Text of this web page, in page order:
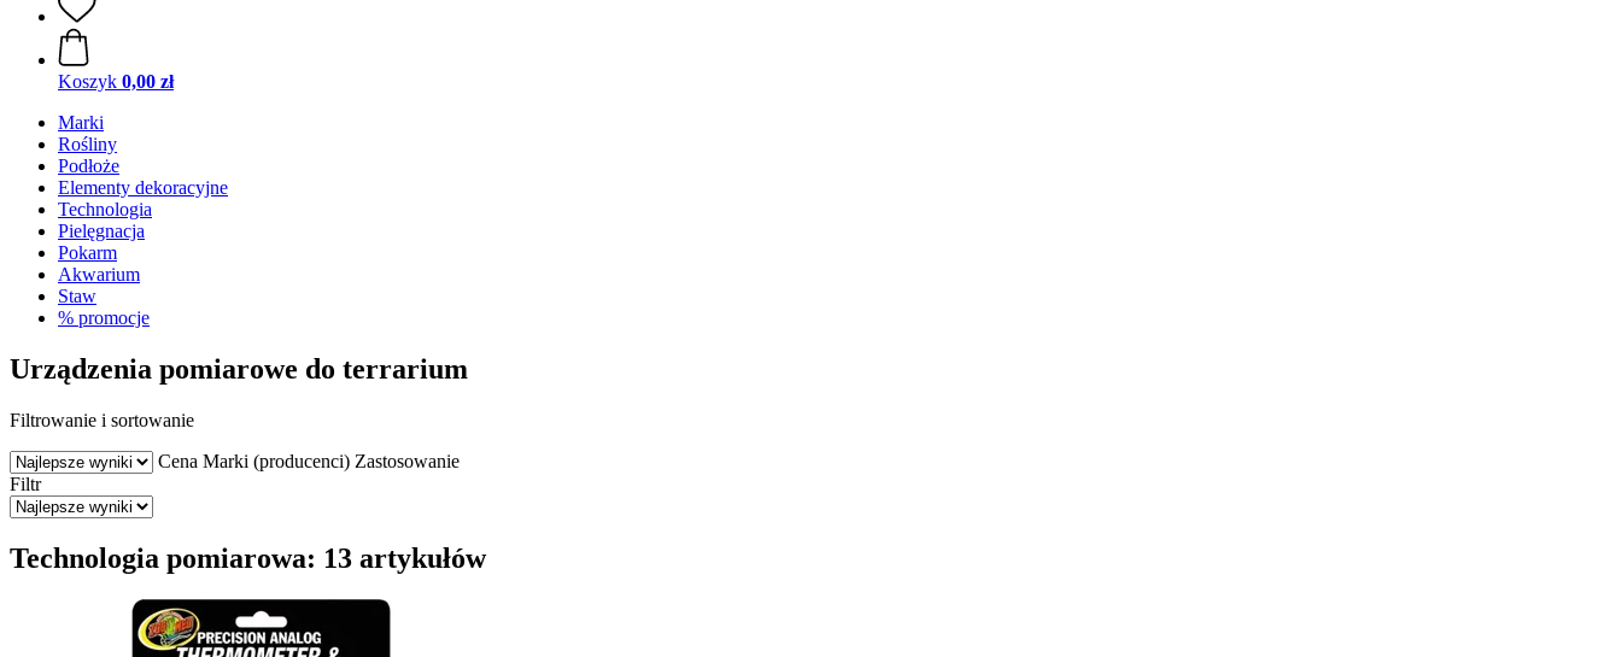
Koszyk 0,00 zł
Marki
Rośliny
Podłoże
Elementy dekoracyjne
Technologia
Pielęgnacja
Pokarm
Akwarium
Staw
% promocje
Urządzenia pomiarowe do terrarium
Filtrowanie i sortowanie
Cena Marki (producenci) Zastosowanie
Filtr
Technologia pomiarowa: 13 artykułów